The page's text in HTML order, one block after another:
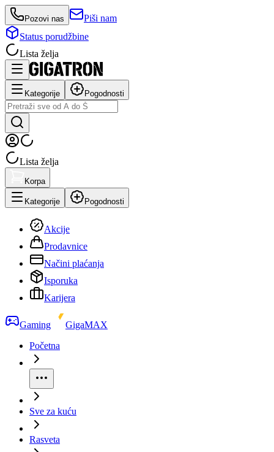
Pozovi nas
Piši nam
Status porudžbine
Lista želja
Kategorije Pogodnosti
Lista želja
Korpa
Kategorije Pogodnosti
Akcije
Prodavnice
Načini plaćanja
Isporuka
Karijera
Gaming
GigaMAX
Početna
Sve za kuću
Rasveta